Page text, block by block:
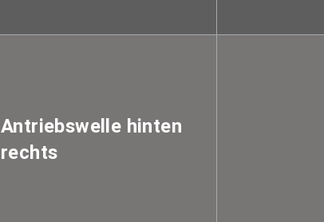
Antriebswelle hinten
rechts